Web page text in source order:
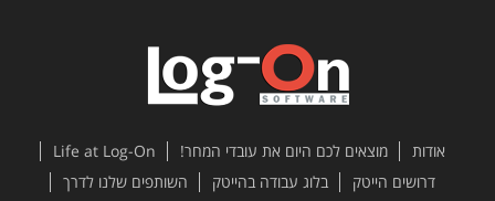
אודות מוצאים לכם היום את עובדי המחר!
Life at Log-On
דרושים הייטק
בלוג עבודה בהייטק השותפים שלנו לדרך